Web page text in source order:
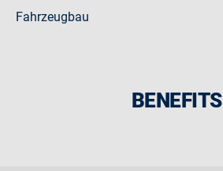
Fahrzeugbau
BENEFITS